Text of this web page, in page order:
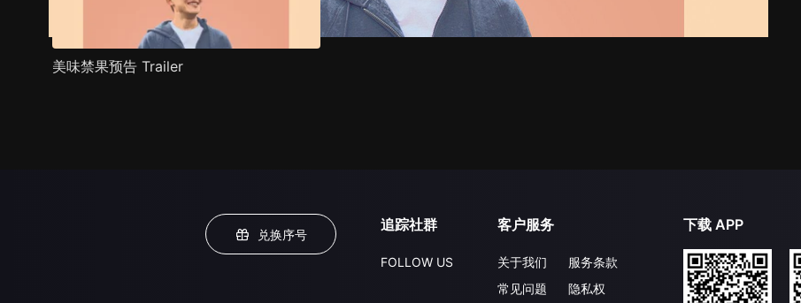
美味禁果预告 Trailer
兑换序号
追踪社群
FOLLOW US
客户服务
关于我们
常见问题
服务条款
隐私权
下载 APP